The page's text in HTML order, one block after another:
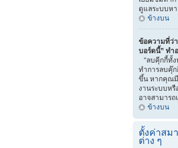
ดูแลระบบห
ข้างบน
ข้อความที่ว่
บอร์ดนี้” ทำ
“ลบคุีกกี้ทั้ง
ทำการลบคุ๊
ขึ้น หากคุณมี
งานระบบหรื
อาจสามาร
ข้างบน
ตั้งค่าสม
ต่าง ๆ